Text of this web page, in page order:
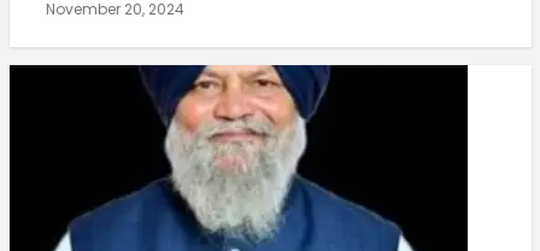
November 20, 2024